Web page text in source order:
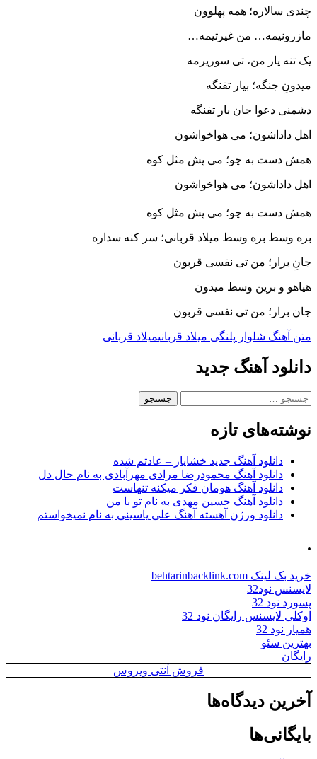
چندی سالاره؛ همه پهلوون
مازرونیمه… من غیرتیمه…
یک تنه یار من، تی سوریرمه
میدونِ جنگه؛ بیار تفنگه
دشمنی دعوا جان بار تفنگه
اهل داداشون؛ می هواخواشون
همش دست به چو؛ می پش مثل کوه
اهل داداشون؛ می هواخواشون
همش دست به چو؛ می پش مثل کوه
بره وسط بره وسط میلاد قربانی؛ سر کنه سداره
جانِ برار؛ من تی نفسی قربون
هیاهو و برین وسط میدون
جان برار؛ من تی نفسی قربون
متن آهنگ شلوار پلنگی میلاد قربانیمیلاد قربانی
دانلود آهنگ جدید
جستجو
نوشته‌های تازه
دانلود آهنگ جدید خشایار – عادتم شده
دانلود آهنگ محمودرضا مرادی مهرآبادی به نام حال دل
دانلود آهنگ هومان فکر میکنه تنهاست
دانلود آهنگ حسین مهدی به نام تو با من
دانلود ورژن آهسته آهنگ علی یاسینی به نام نمیخواستم
.
خرید بک لینک behtarinbacklink.com
لایسنس نود32
پسورد نود 32
اوکلی لایسنس رایگان نود 32
همیار نود 32
بهترین سئو
رایگان
فروش آنتی ویروس
آخرین دیدگاه‌ها
بایگانی‌ها